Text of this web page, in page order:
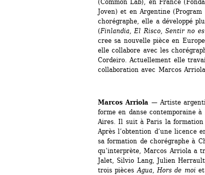
(Common Lab), en France
Joven) et en Argentine
chorégraphe, elle a développé
(Finlandia, El Risco, Sentir no
cree sa nouvelle pièce en
elle collabore avec les
Cordeiro. Actuellement elle
collaboration avec Marcos
Marcos Arriola — Artiste
forme en danse contemporaine
Aires. Il suit à Paris la formation
Après l’obtention d’une licence
sa formation de chorégraphe à
qu’interprète, Marcos Arriola a
Jalet, Silvio Lang, Julien
trois pièces Agua, Hors de moi